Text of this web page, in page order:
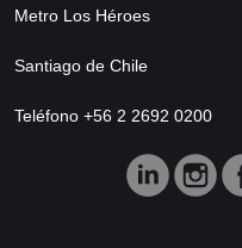
Metro Los Héroes
Santiago de Chile
Teléfono +56 2 2692 0200